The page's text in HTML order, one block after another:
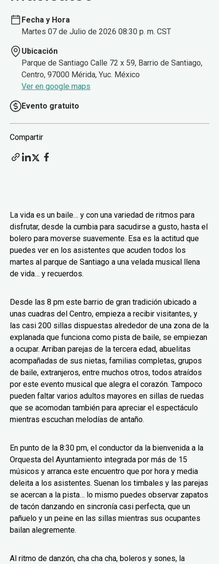
Fecha y Hora
Martes 07 de Julio de 2026 08:30 p. m. CST
Ubicación
Parque de Santiago Calle 72 x 59, Barrio de Santiago,
Centro, 97000 Mérida, Yuc. México
Ver en google maps
Evento gratuito
Compartir
La vida es un baile… y con una variedad de ritmos para
disfrutar, desde la cumbia para sacudirse a gusto, hasta el
bolero para moverse suavemente. Esa es la actitud que
puedes ver en los asistentes que acuden todos los
martes al parque de Santiago a una velada musical llena
de vida… y recuerdos.
Desde las 8 pm este barrio de gran tradición ubicado a
unas cuadras del Centro, empieza a recibir visitantes, y
las casi 200 sillas dispuestas alrededor de una zona de la
explanada que funciona como pista de baile, se empiezan
a ocupar. Arriban parejas de la tercera edad, abuelitas
acompañadas de sus nietas, familias completas, grupos
de baile, extranjeros, entre muchos otros, todos atraídos
por este evento musical que alegra el corazón. Tampoco
pueden faltar varios adultos mayores en sillas de ruedas
que se acomodan también para apreciar el espectáculo
mientras escuchan melodías de antaño.
En punto de la 8:30 pm, el conductor da la bienvenida a la
Orquesta del Ayuntamiento integrada por más de 15
músicos y arranca este encuentro que por hora y media
deleita a los asistentes. Suenan los timbales y las parejas
se acercan a la pista… lo mismo puedes observar zapatos
de tacón danzando en sincronía casi perfecta, que un
pañuelo y un peine en las sillas mientras sus ocupantes
bailan alegremente.
Al ritmo de danzón, cha cha cha, boleros y sones, la